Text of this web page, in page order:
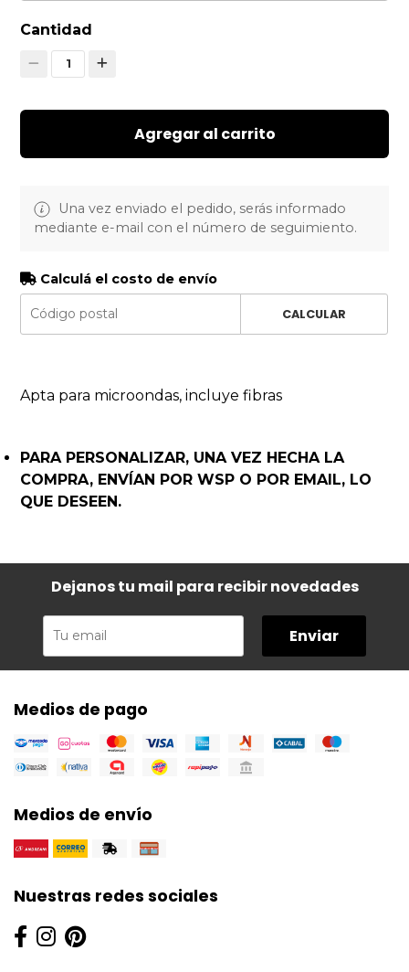
Cantidad
1
Agregar al carrito
Una vez enviado el pedido, serás informado
mediante e-mail con el número de seguimiento.
Calculá el costo de envío
CALCULAR
Apta para microondas, incluye fibras
PARA PERSONALIZAR, UNA VEZ HECHA LA
COMPRA, ENVÍAN POR WSP O POR EMAIL, LO
QUE DESEEN.
Dejanos tu mail para recibir novedades
Enviar
Medios de pago
Medios de envío
Nuestras redes sociales